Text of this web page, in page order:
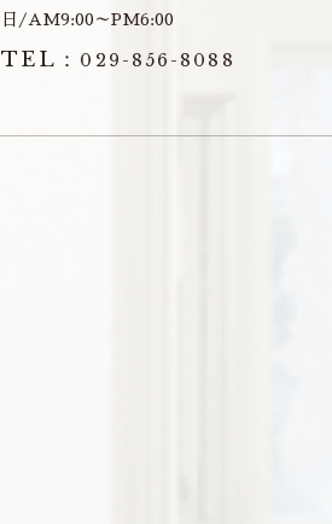
日/AM9:00～PM6:00
TEL： 029-856-8088